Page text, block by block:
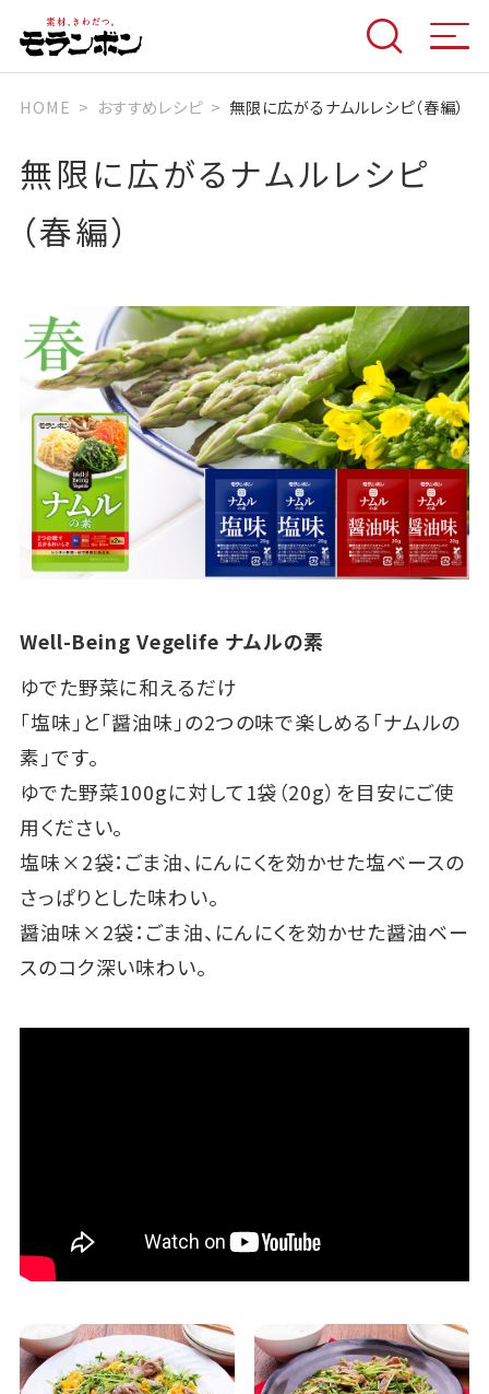
HOME おすすめレシピ 無限に広がるナムルレシピ（春編）
無限に広がるナムルレシピ
（春編）
Well-Being Vegelife ナムルの素
ゆでた野菜に和えるだけ
「塩味」と「醤油味」の2つの味で楽しめる「ナムルの
素」です。
ゆでた野菜100gに対して1袋（20g）を目安にご使
用ください。
塩味×2袋：ごま油、にんにくを効かせた塩ベースの
さっぱりとした味わい。
醤油味×2袋：ごま油、にんにくを効かせた醤油ベー
スのコク深い味わい。